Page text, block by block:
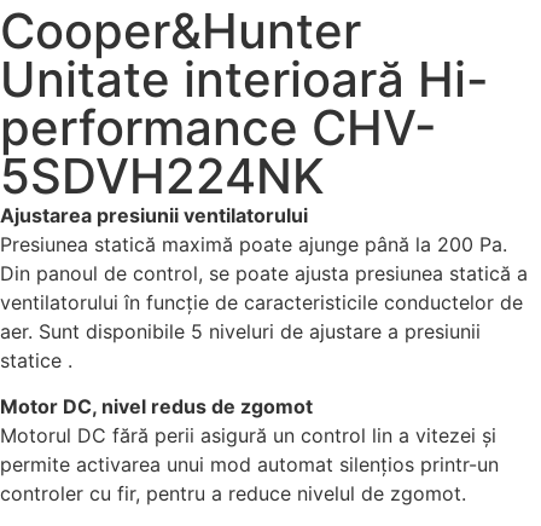
Cooper&Hunter
Unitate interioară Hi-
performance CHV-
5SDVH224NK
Ajustarea presiunii ventilatorului
Presiunea statică maximă poate ajunge până la 200 Pa.
Din panoul de control, se poate ajusta presiunea statică a
ventilatorului în funcție de caracteristicile conductelor de
aer. Sunt disponibile 5 niveluri de ajustare a presiunii
statice .
Motor DC, nivel redus de zgomot
Motorul DC fără perii asigură un control lin a vitezei și
permite activarea unui mod automat silențios printr-un
controler cu fir, pentru a reduce nivelul de zgomot.